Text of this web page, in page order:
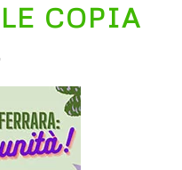
COPIA